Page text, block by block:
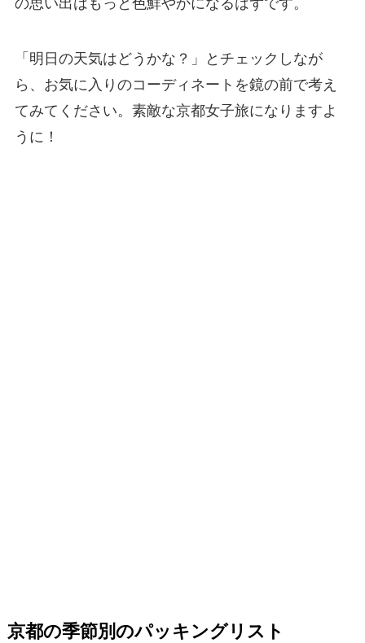
「明日の天気はどうかな？」とチェックしなが
ら、お気に入りのコーディネートを鏡の前で考え
てみてください。素敵な京都女子旅になりますよ
うに！
京都の季節別のパッキングリスト